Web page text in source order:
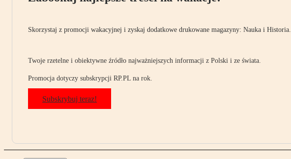
Skorzystaj z promocji wakacyjnej i zyskaj dodatkowe drukowane magazyny: Nauka i Historia.
Twoje rzetelne i obiektywne źródło najważniejszych informacji z Polski i ze świata.
Promocja dotyczy subskrypcji RP.PL na rok.
Subskrybuj teraz!